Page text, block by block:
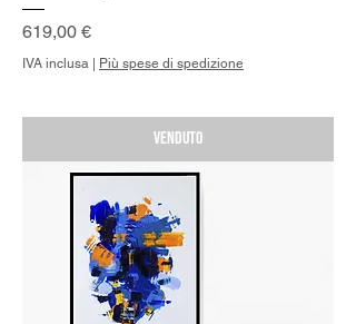
Prezzo
619,00 €
IVA inclusa | Più spese di spedizione
Venduto